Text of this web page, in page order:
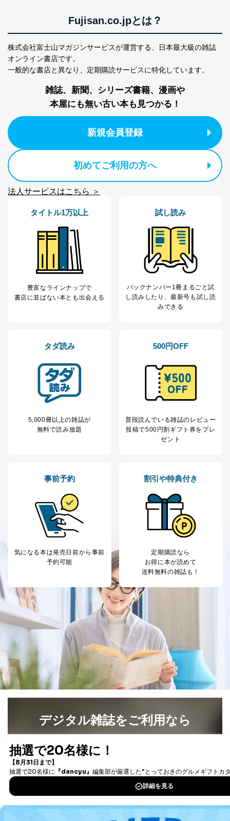
じて、個人情報保護マネジメントシステムを継続的に改
善し、常に最良の状態を維持します。
苦情及び相談受付け窓口
貴殿の個人情報及び当社の個人情報保護マネジメントシ
絡ください。
適切、かつ迅速に対応させていただきます。
株式会社富士山マガジンサービス 個人情報問い合わせ
TEL：0570-200-223
改訂：2025年2月20日
制定：2005年4月1日
株式会社富士山マガジンサービス
個人情報の取扱いについて
１．個人情報保護管理者
当社は以下の個人情報保護管理者を設置し、個人情報保
護管理者の責任のもと、個人情報を取得・アクセス・利
東京都渋谷区南平台町16-11
当社が取り扱う開示対象個人情報の利用目的は次のとお
りです。
個人情報の種類 利用目的
商品代金回収のため
ｅメール等による商品、サービ
ス、キャンペーン等の広告の案内
析して、趣味・嗜好に
当社にお問合わせ
いただいた方の個
人情報
お問い合わせ対応、トラブル対
処、オペレーター教育など応対品
当社カスタマーQ＆
カスタマーQ＆Aサイトの投稿内容
ｅメール等によるカスタマーQ＆A
サイトのサービス内容のご案内の
ｅメール等による商品、サービ
ス、キャンペーン等の広告に関す
るご案内のため
4
採用応募者の方の
個人情報
採用選考、ご連絡のため
5
当社の従業者の個
人事、総務などの雇用管理等のた
め
パートナー（提携
企業）からの委託
により当社の
定期購読サービス
購入商品配送のため
提携企業及びお客様がご購入され
た商品の発売元企業からのｅメー
ル等による商品、
7 トに登録された方
の個人情報
当社のサービス利用状況の把握お
よびその分析のため
お問い合わせ対応、トラブル対
質向上のため
ー等にて公表する利用目的達成の
※上記の利用目的のうちNo.1～5については保有個人デ
ータ（開示対象個人情報）の利用目的であり、下記4.の
Fujisan.co.jpとは？
株式会社富士山マガジンサービスが運営する、
日本最大級の雑誌
オンライン書店です。
一般的な書店と異なり、 定期購読サービスに特化しています。
雑誌、新聞、シリーズ書籍、漫画や
本屋にも無い古い本も見つかる！
新規会員登録
初めてご利用の方へ
法人サービスはこちら ＞
タイトル1万以上
豊富なラインナップで
書店に並ばない本とも出会える
試し読み
バックナンバー1冊まるごと試
し読み したり、最新号も試し読
みできる
タダ読み
5,000冊以上の雑誌が
無料で読み放題
500円OFF
普段読んでいる雑誌のレビュー
投稿で500円割ギフト券をプレ
ゼント
事前予約
気になる本は発売日前から事前
予約可能
割引や特典付き
定期購読なら
お得に本が読めて
送料無料の雑誌も！
デジタル雑誌をご利用なら
書籍）が無料で読み放題！
DOWNLOAD FOR IOS
DOWNLOAD FOR ANDROID